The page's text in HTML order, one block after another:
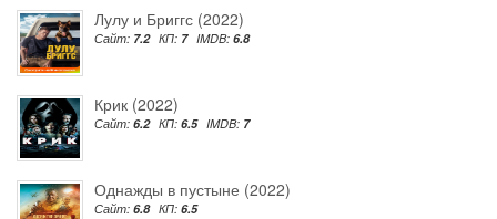
Лулу и Бриггс (2022)
Сайт: 7.2 КП: 7 IMDB: 6.8
Крик (2022)
Сайт: 6.2 КП: 6.5 IMDB: 7
Однажды в пустыне (2022)
Сайт: 6.8 КП: 6.5